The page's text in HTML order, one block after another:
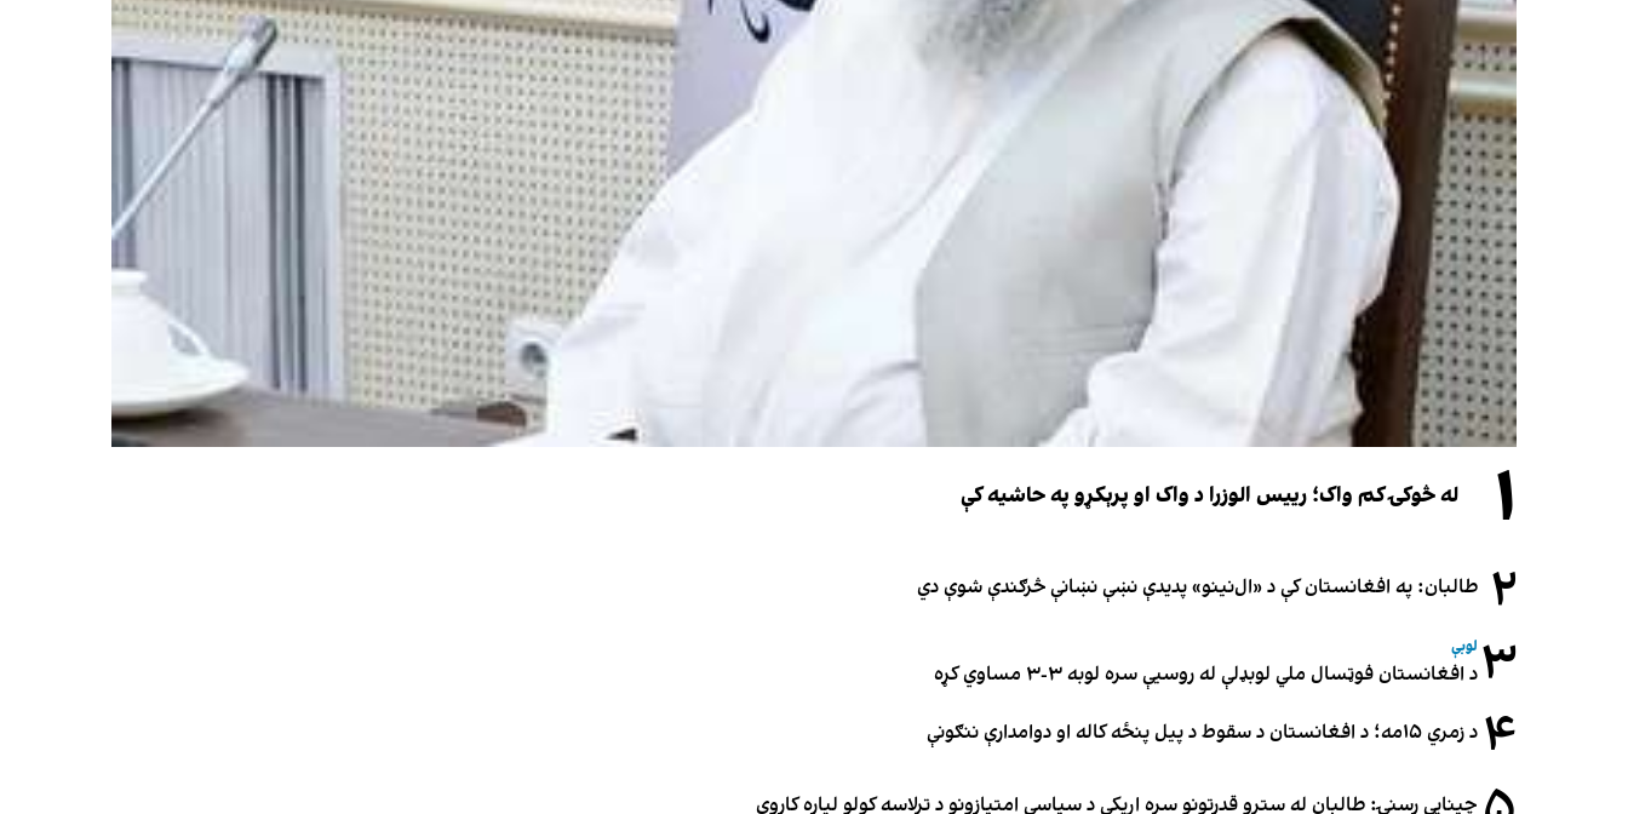
۱ له څوکۍ کم واک؛ رییس الوزرا د واک او پرېکړو په حاشیه کې
۲ طالبان: په افغانستان کې د «ال‌نینو» پدیدې نښې نښانې څرګندې شوې دي
۳ لوبې
د افغانستان فوټسال ملي لوبډلې له روسیې سره لوبه ۳-۳ مساوي کړه
۴ د زمري ۱۵مه؛ د افغانستان د سقوط د پیل پنځه کاله او دوامدارې ننګونې
چینایي رسنۍ: طالبان له سترو قدرتونو سره اړیکې د سیاسي امتیازونو د ترلاسه کولو لپاره کاروي